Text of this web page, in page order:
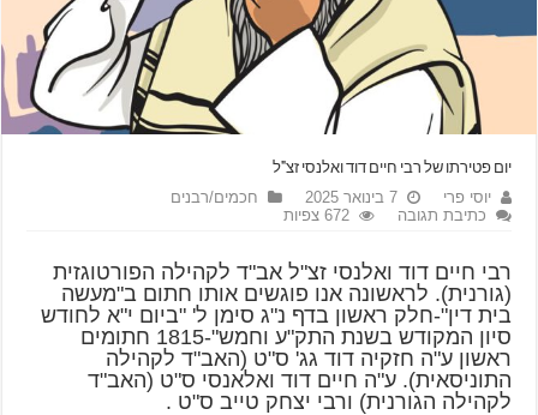
יום פטירתו של רבי חיים דוד ואלנסי זצ"ל
יוסי פרי 7 בינואר 2025
חכמים/רבנים
כתיבת תגובה
672 צפיות
רבי חיים דוד ואלנסי זצ"ל אב"ד לקהילה הפורטוגזית
(גורנית). לראשונה אנו פוגשים אותו חתום ב"מעשה
בית דין"-חלק ראשון בדף נ"ג סימן ל' "ביום י"א לחודש
סיון המקודש בשנת התק"ע וחמש"-1815 חתומים
ראשון ע"ה חזקיה דוד גג' ס"ט (האב"ד לקהילה
התוניסאית). ע"ה חיים דוד ואלאנסי ס"ט (האב"ד
לקהילה הגורנית) ורבי יצחק טייב ס"ט .